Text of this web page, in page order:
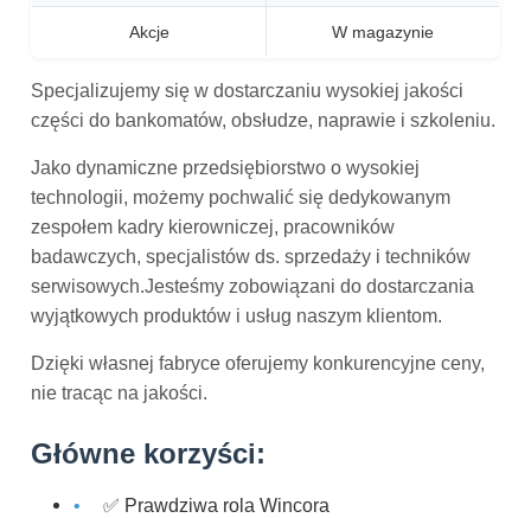
Akcje W magazynie
Specjalizujemy się w dostarczaniu wysokiej jakości
części do bankomatów, obsłudze, naprawie i szkoleniu.
Jako dynamiczne przedsiębiorstwo o wysokiej
technologii, możemy pochwalić się dedykowanym
zespołem kadry kierowniczej, pracowników
badawczych, specjalistów ds. sprzedaży i techników
serwisowych.Jesteśmy zobowiązani do dostarczania
wyjątkowych produktów i usług naszym klientom.
Dzięki własnej fabryce oferujemy konkurencyjne ceny,
nie tracąc na jakości.
Główne korzyści:
✅ Prawdziwa rola Wincora